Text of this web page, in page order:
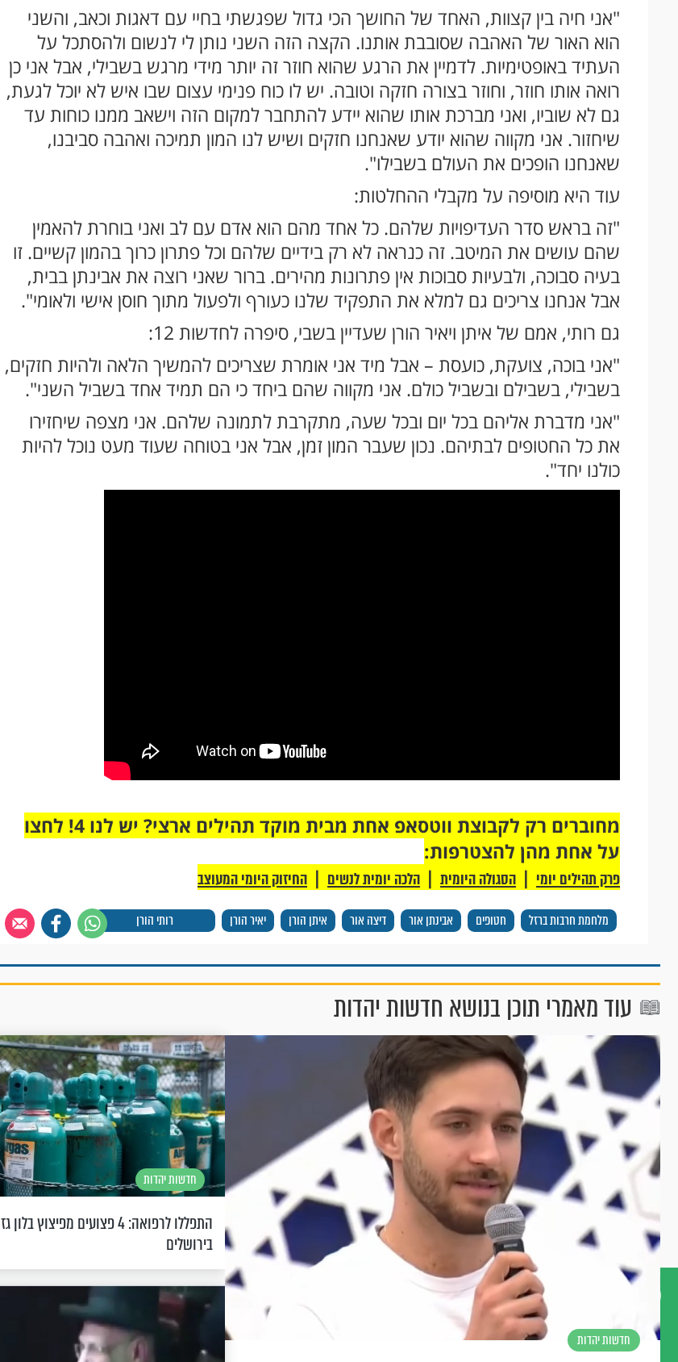
דברו
איתנו
"אני חיה בין קצוות, האחד של החושך הכי גדול שפגשתי בחיי עם דאגות וכאב, והשני
הוא האור של האהבה שסובבת אותנו. הקצה הזה השני נותן לי לנשום ולהסתכל על
העתיד באופטימיות. לדמיין את הרגע שהוא חוזר זה יותר מידי מרגש בשבילי, אבל אני כן
רואה אותו חוזר, וחוזר בצורה חזקה וטובה. יש לו כוח פנימי עצום שבו איש לא יוכל לגעת,
גם לא שוביו, ואני מברכת אותו שהוא יידע להתחבר למקום הזה וישאב ממנו כוחות עד
שיחזור. אני מקווה שהוא יודע שאנחנו חזקים ושיש לנו המון תמיכה ואהבה סביבנו,
שאנחנו הופכים את העולם בשבילו".
עוד היא מוסיפה על מקבלי ההחלטות:
"זה בראש סדר העדיפויות שלהם. כל אחד מהם הוא אדם עם לב ואני בוחרת להאמין
שהם עושים את המיטב. זה כנראה לא רק בידיים שלהם וכל פתרון כרוך בהמון קשיים. זו
בעיה סבוכה, ולבעיות סבוכות אין פתרונות מהירים. ברור שאני רוצה את אבינתן בבית,
אבל אנחנו צריכים גם למלא את התפקיד שלנו כעורף ולפעול מתוך חוסן אישי ולאומי".
גם רותי, אמם של איתן ויאיר הורן שעדיין בשבי, סיפרה לחדשות 12:
"אני בוכה, צועקת, כועסת – אבל מיד אני אומרת שצריכים להמשיך הלאה ולהיות חזקים,
בשבילי, בשבילם ובשביל כולם. אני מקווה שהם ביחד כי הם תמיד אחד בשביל השני".
"אני מדברת אליהם בכל יום ובכל שעה, מתקרבת לתמונה שלהם. אני מצפה שיחזירו
את כל החטופים לבתיהם. נכון שעבר המון זמן, אבל אני בטוחה שעוד מעט נוכל להיות
כולנו יחד".
מלחמת חרבות ברזל חטופים אבינתן אור דיצה אור איתן הורן יאיר הורן רותי הורן
מחוברים רק לקבוצת ווטסאפ אחת מבית מוקד תהילים ארצי? יש לנו 4! לחצו
על אחת מהן להצטרפות:
פרק תהילים יומי | הסגולה היומית | הלכה יומית לנשים | החיזוק היומי המעוצב
עוד מאמרי תוכן בנושא חדשות יהדות
חדשות יהדות
חדשות יהדות
התפללו לרפואה: 4 פצועים מפיצוץ בלון גז
בירושלים